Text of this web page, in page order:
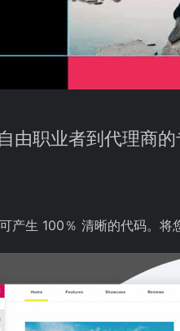
由职业者到代理商
产生 100％ 清晰的代码。将